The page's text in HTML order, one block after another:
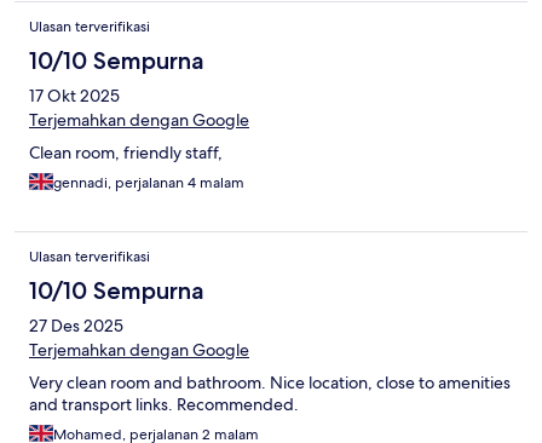
Ulasan terverifikasi
10/10 Sempurna
17 Okt 2025
Terjemahkan dengan Google
Clean room, friendly staff,
gennadi, perjalanan 4 malam
Ulasan terverifikasi
10/10 Sempurna
27 Des 2025
Terjemahkan dengan Google
Very clean room and bathroom. Nice location, close to amenities
and transport links. Recommended.
Mohamed, perjalanan 2 malam